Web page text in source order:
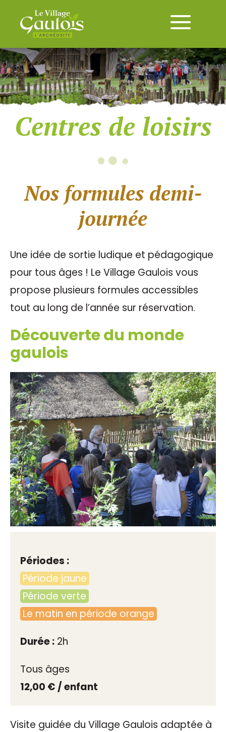
Centres de loisirs
Nos formules demi-
journée
Une idée de sortie ludique et pédagogique
pour tous âges ! Le Village Gaulois vous
propose plusieurs formules accessibles
tout au long de l’année sur réservation.
Découverte du monde
gaulois
Périodes :
Période jaune
Période verte
Le matin en période orange
Durée : 2h
Tous âges
12,00 € / enfant
Visite guidée du Village Gaulois adaptée à